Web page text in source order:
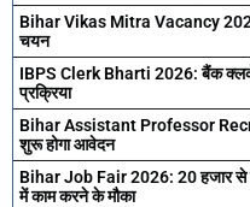
Bihar Vikas Mitra Vacancy 2026:
चयन
IBPS Clerk Bharti 2026: बैंक क्लर्क
प्रक्रिया
Bihar Assistant Professor
शुरू होगा आवेदन
Bihar Job Fair 2026: 20 हजार से
में काम करने के मौका